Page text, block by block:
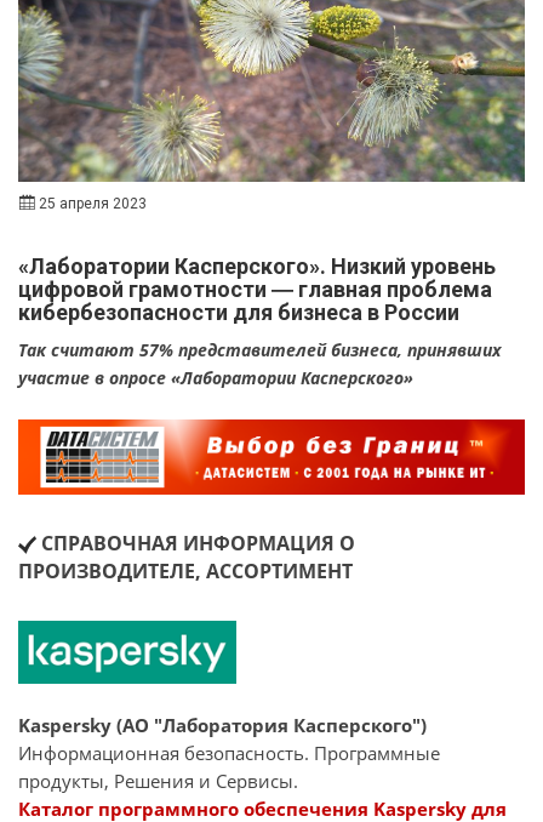
25 апреля 2023
«Лаборатории Касперского». Низкий уровень
цифровой грамотности ― главная проблема
кибербезопасности для бизнеса в России
Так считают 57% представителей бизнеса, принявших
участие в опросе «Лаборатории Касперского»
СПРАВОЧНАЯ ИНФОРМАЦИЯ О
ПРОИЗВОДИТЕЛЕ, АССОРТИМЕНТ
Kaspersky (АО "Лаборатория Касперского")
Информационная безопасность. Программные
продукты, Решения и Сервисы.
Каталог программного обеспечения Kaspersky для